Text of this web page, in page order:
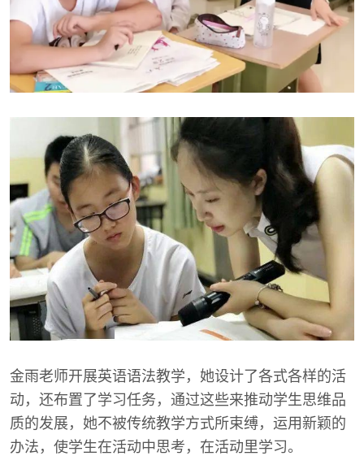
金雨老师开展英语语法教学，她设计了各式各样的活
动，还布置了学习任务，通过这些来推动学生思维品
质的发展，她不被传统教学方式所束缚，运用新颖的
办法，使学生在活动中思考，在活动里学习。